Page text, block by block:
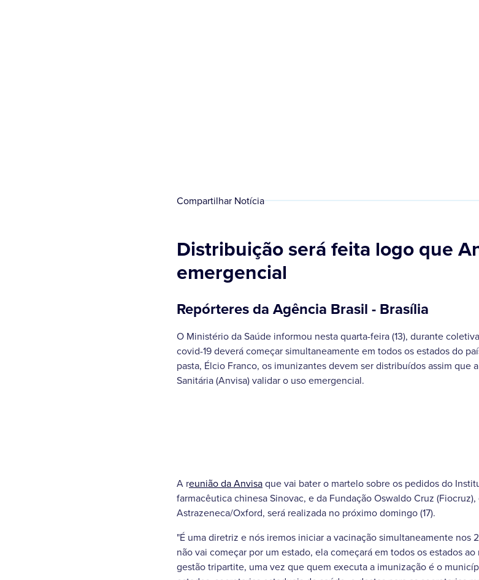
Compartilhar Notícia
Distribuição será feita logo que
emergencial
Repórteres da Agência Brasil - Brasília
O Ministério da Saúde informou nesta quarta-feira (13), durante
covid-19 deverá começar simultaneamente em todos os estados do
pasta, Élcio Franco, os imunizantes devem ser distribuídos assim que
Sanitária (Anvisa) validar o uso emergencial.
A reunião da Anvisaque vai bater o martelo sobre os pedidos do
farmacêutica chinesa Sinovac, e da Fundação Oswaldo Cruz
Astrazeneca/Oxford, será realizada no próximo domingo (17).
"É uma diretriz e nós iremos iniciar a vacinação simultaneamente nos
não vai começar por um estado, ela começará em todos os estados
gestão tripartite, uma vez que quem executa a imunização é o